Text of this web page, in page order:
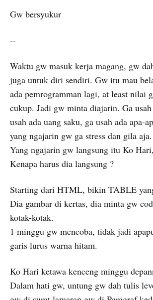
Gw bersyukur
--
Waktu gw masuk kerja magang, gw
juga untuk diri sendiri. Gw itu mau
ada pemrogramman lagi, at least nilai
cukup. Jadi gw minta diajarin. Ga
usah ada uang saku, ga usah ada apa-
yang ngajarin gw ga stress dan gila aja.
Yang ngajarin gw langsung itu Ko
Kenapa harus dia langsung ?
Starting dari HTML, bikin TABLE
Dia gambar di kertas, dia minta gw
kotak-kotak.
1 minggu gw mencoba, tidak jadi
garis lurus warna hitam.
Ko Hari ketawa kenceng minggu
Dalam hati gw, untung gw dah tulis